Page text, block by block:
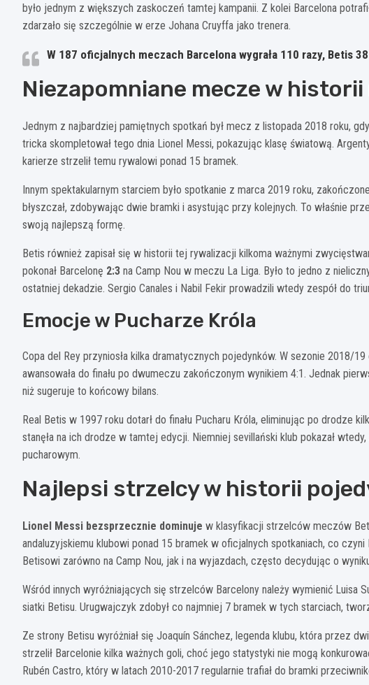
było jednym z większych zaskoczeń tamtej kampanii. Z kolei Barcelona
zdarzało się szczególnie w erze Johana Cruyffa jako trenera.
W 187 oficjalnych meczach Barcelona wygrała 110 razy, Betis
Niezapomniane mecze w
Jednym z najbardziej pamiętnych spotkań był mecz z listopada 2018 roku,
tricka skompletował tego dnia Lionel Messi, pokazując klasę światową.
karierze strzelił temu rywalowi ponad 15 bramek.
Innym spektakularnym starciem było spotkanie z marca 2019 roku,
błyszczał, zdobywając dwie bramki i asystując przy kolejnych. To właśnie
swoją najlepszą formę.
Betis również zapisał się w historii tej rywalizacji kilkoma ważnymi
pokonał Barcelonę 2:3 na Camp Nou w meczu La Liga. Było to jedno z
ostatniej dekadzie. Sergio Canales i Nabil Fekir prowadzili wtedy zespół do
Emocje w Pucharze Króla
Copa del Rey przyniosła kilka dramatycznych pojedynków. W sezonie 2018/19
awansowała do finału po dwumeczu zakończonym wynikiem 4:1. Jednak
niż sugeruje to końcowy bilans.
Real Betis w 1997 roku dotarł do finału Pucharu Króla, eliminując po drodze
stanęła na ich drodze w tamtej edycji. Niemniej sevillański klub pokazał
pucharowym.
Najlepsi strzelcy w historii
Lionel Messi bezsprzecznie dominuje w klasyfikacji strzelców meczów
andaluzyjskiemu klubowi ponad 15 bramek w oficjalnych spotkaniach, co
Betisowi zarówno na Camp Nou, jak i na wyjazdach, często decydując o
Wśród innych wyróżniających się strzelców Barcelony należy wymienić Luisa
siatki Betisu. Urugwajczyk zdobył co najmniej 7 bramek w tych starciach,
Ze strony Betisu wyróżniał się Joaquín Sánchez, legenda klubu, która przez
strzelił Barcelonie kilka ważnych goli, choć jego statystyki nie mogą
Rubén Castro, który w latach 2010-2017 regularnie trafiał do bramki